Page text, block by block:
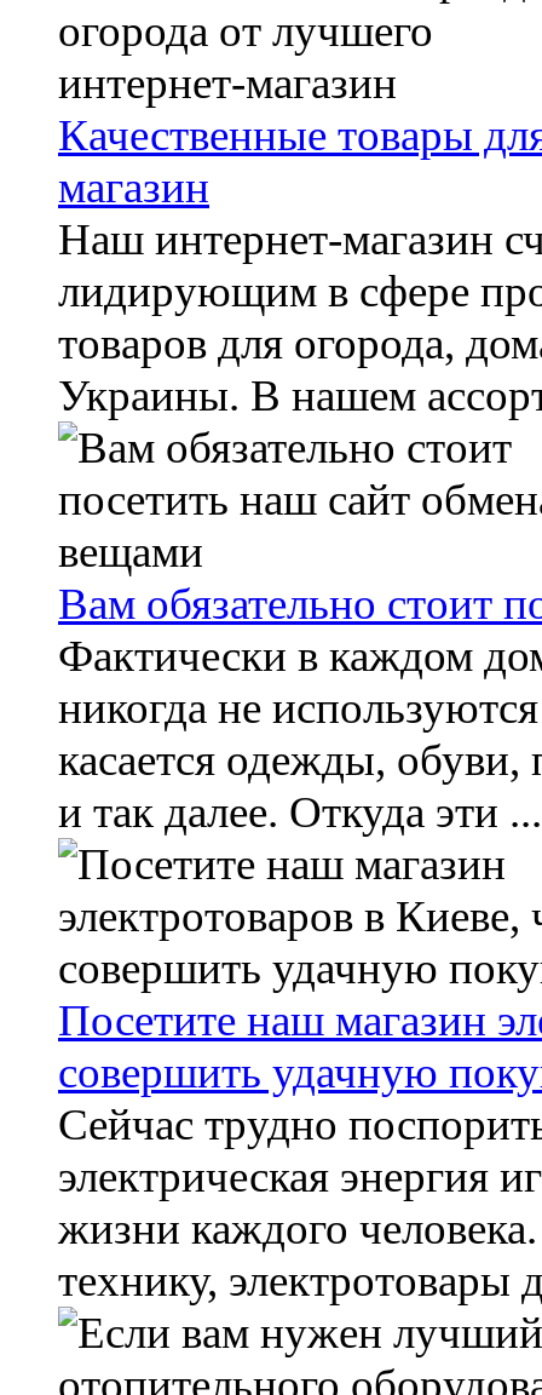
Качественные товары
магазин
Наш интернет-магазин
лидирующим в сфере
товаров для огорода,
Украины. В нашем
Вам обязательно стоит
Фактически в каждом
никогда не
касается одежды,
и так далее. Откуда эти ...
Посетите наш магазин
совершить удачную
Сейчас трудно
электрическая энергия
жизни каждого
технику, электротовары